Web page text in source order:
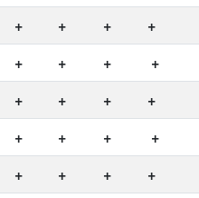
+ + +
+
+ + +
+
+ + +
+
+ + +
+
+ + +
+